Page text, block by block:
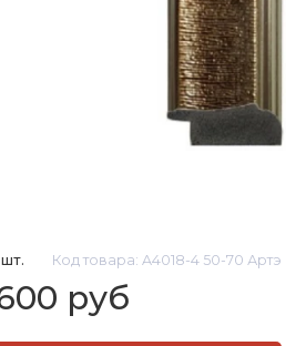
Код товара: A4018-4 50-70 Артэ
руб